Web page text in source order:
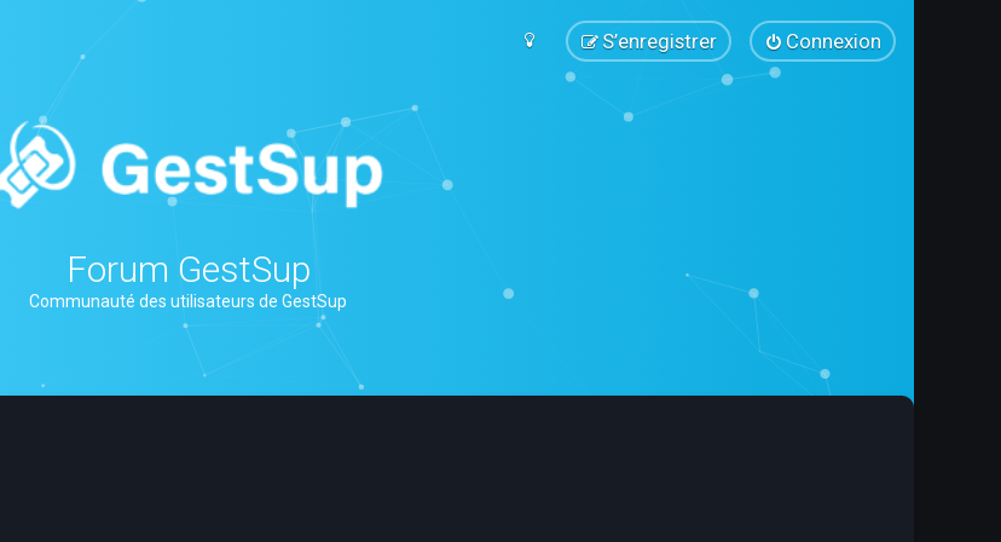
Connexion
S’enregistrer
Forum GestSup
Communauté des utilisateurs de GestSup